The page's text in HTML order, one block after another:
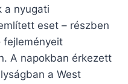
a nyugati
eset – részben
fejleményeit
A napokban érkezett
a West